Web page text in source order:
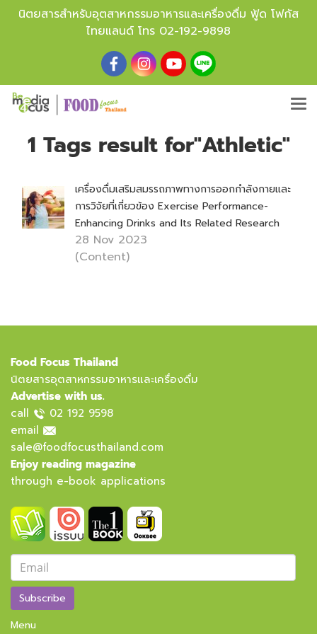
นิตยสารสำหรับอุตสาหกรรมอาหารและเครื่องดื่ม ฟู้ด โฟกัส
ไทยแลนด์ โทร 02-192-9898
1 Tags result for"Athletic"
เครื่องดื่มเสริมสมรรถภาพทางการออกกำลังกายและ
การวิจัยที่เกี่ยวข้อง Exercise Performance-
Enhancing Drinks and Its Related Research
28 Nov 2023
(Content)
Food Focus Thailand
นิตยสารอุตสาหกรรมอาหารและเครื่องดื่ม
Advertise with us.
call
02 192 9598
email
sale@foodfocusthailand.com
Enjoy reading magazine
through e-book applications
Subscribe
Menu